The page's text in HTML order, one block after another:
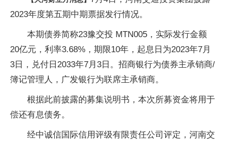
2023年度第五期中期票据发行情况。
本期债券简称23豫交投 MTN005，实际发行金额
20亿元，利率3.68%，期限10年，起息日为2023年7月
3日，兑付日2033年7月3日。招商银行为债券主承销商/
簿记管理人，广发银行为联席主承销商。
根据此前披露的募集说明书，本次所募资金将用于
偿还有息债务。
经中诚信国际信用评级有限责任公司评定，河南交